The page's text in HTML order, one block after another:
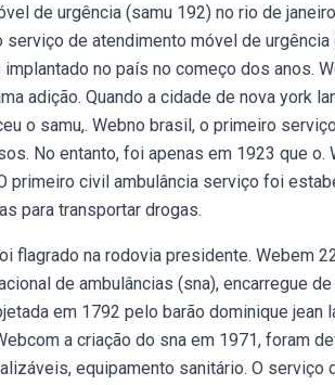
de urgência (samu 192) no rio de
de atendimento móvel de
no país no começo dos anos.
adição. Quando a cidade de nova york
o samu,. Webno brasil, o primeiro
No entanto, foi apenas em 1923 que
primeiro civil ambulância serviço foi
para transportar drogas.
flagrado na rodovia presidente. Webem
de ambulâncias (sna), encarregue
em 1792 pelo barão dominique jean
a criação do sna em 1971, foram
equipamento sanitário. O serviço